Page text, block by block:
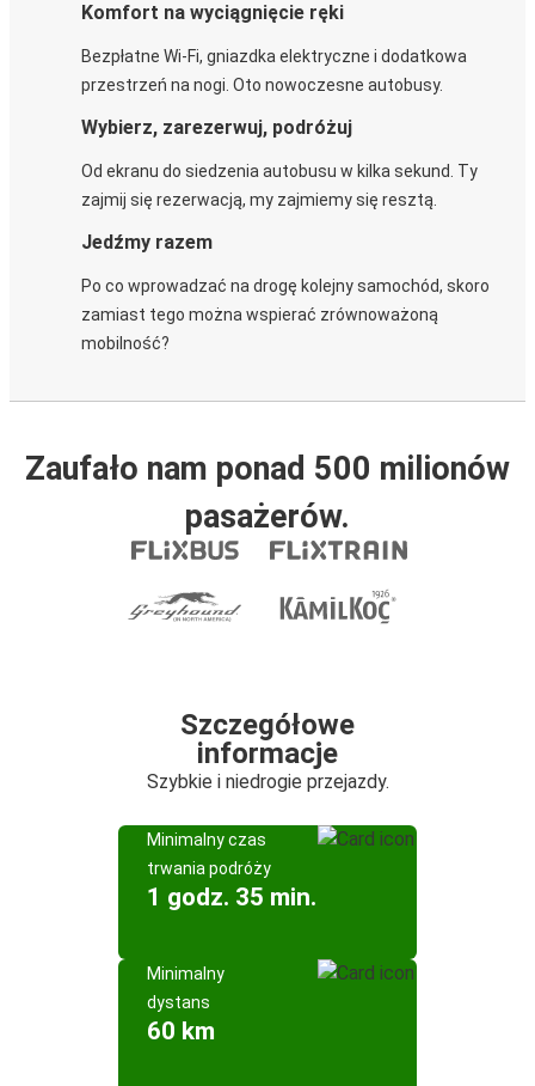
Komfort na wyciągnięcie ręki
Bezpłatne Wi-Fi, gniazdka elektryczne i dodatkowa
przestrzeń na nogi. Oto nowoczesne autobusy.
Wybierz, zarezerwuj, podróżuj
Od ekranu do siedzenia autobusu w kilka sekund. Ty
zajmij się rezerwacją, my zajmiemy się resztą.
Jedźmy razem
Po co wprowadzać na drogę kolejny samochód, skoro
zamiast tego można wspierać zrównoważoną
mobilność?
Zaufało nam ponad 500 milionów
pasażerów.
Szczegółowe
informacje
Szybkie i niedrogie przejazdy.
Minimalny czas
trwania podróży
1 godz. 35 min.
Minimalny
dystans
60 km